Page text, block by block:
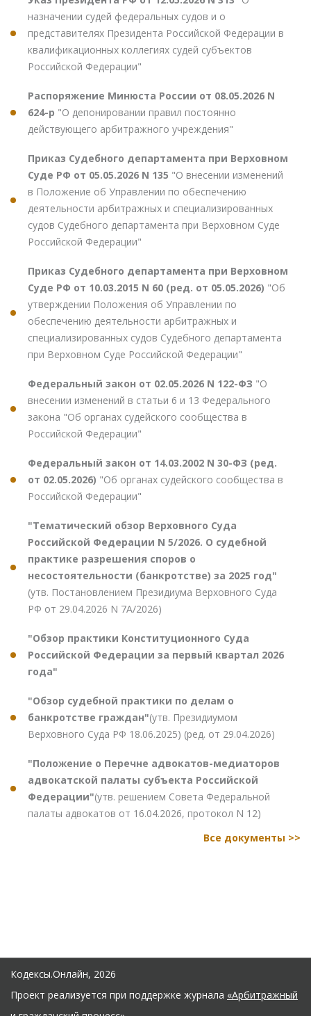
назначении судей федеральных судов и о
представителях Президента Российской Федерации в
квалификационных коллегиях судей субъектов
Российской Федерации"
Распоряжение Минюста России от 08.05.2026 N
624-р "О депонировании правил постоянно
действующего арбитражного учреждения"
Приказ Судебного департамента при Верховном
Суде РФ от 05.05.2026 N 135 "О внесении изменений
в Положение об Управлении по обеспечению
деятельности арбитражных и специализированных
судов Судебного департамента при Верховном Суде
Российской Федерации"
Приказ Судебного департамента при Верховном
Суде РФ от 10.03.2015 N 60 (ред. от 05.05.2026) "Об
утверждении Положения об Управлении по
обеспечению деятельности арбитражных и
специализированных судов Судебного департамента
при Верховном Суде Российской Федерации"
Федеральный закон от 02.05.2026 N 122-ФЗ "О
внесении изменений в статьи 6 и 13 Федерального
закона "Об органах судейского сообщества в
Российской Федерации"
Федеральный закон от 14.03.2002 N 30-ФЗ (ред.
от 02.05.2026) "Об органах судейского сообщества в
Российской Федерации"
"Тематический обзор Верховного Суда
Российской Федерации N 5/2026. О судебной
практике разрешения споров о
несостоятельности (банкротстве) за 2025 год"
(утв. Постановлением Президиума Верховного Суда
РФ от 29.04.2026 N 7А/2026)
"Обзор практики Конституционного Суда
Российской Федерации за первый квартал 2026
года"
"Обзор судебной практики по делам о
банкротстве граждан"(утв. Президиумом
Верховного Суда РФ 18.06.2025) (ред. от 29.04.2026)
"Положение о Перечне адвокатов-медиаторов
адвокатской палаты субъекта Российской
Федерации"(утв. решением Совета Федеральной
палаты адвокатов от 16.04.2026, протокол N 12)
Все документы >>
Кодексы.Онлайн, 2026
Проект реализуется при поддержке журнала «Арбитражный